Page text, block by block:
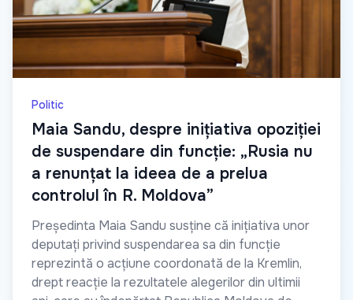
Politic
Maia Sandu, despre inițiativa opoziției
de suspendare din funcție: „Rusia nu
a renunțat la ideea de a prelua
controlul în R. Moldova”
Președinta Maia Sandu susține că inițiativa unor
deputați privind suspendarea sa din funcție
reprezintă o acțiune coordonată de la Kremlin,
drept reacție la rezultatele alegerilor din ultimii